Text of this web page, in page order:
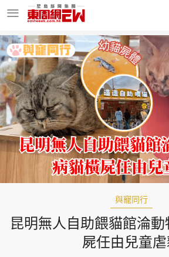
明星名人
東周Ladies
東周食玩通
玄學靈異
與寵同行
昆明無人自助餵貓館淪
屍任由兒童